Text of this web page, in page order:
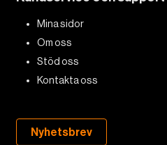
Mina sidor
Om oss
Stöd oss
Kontakta oss
Nyhetsbrev